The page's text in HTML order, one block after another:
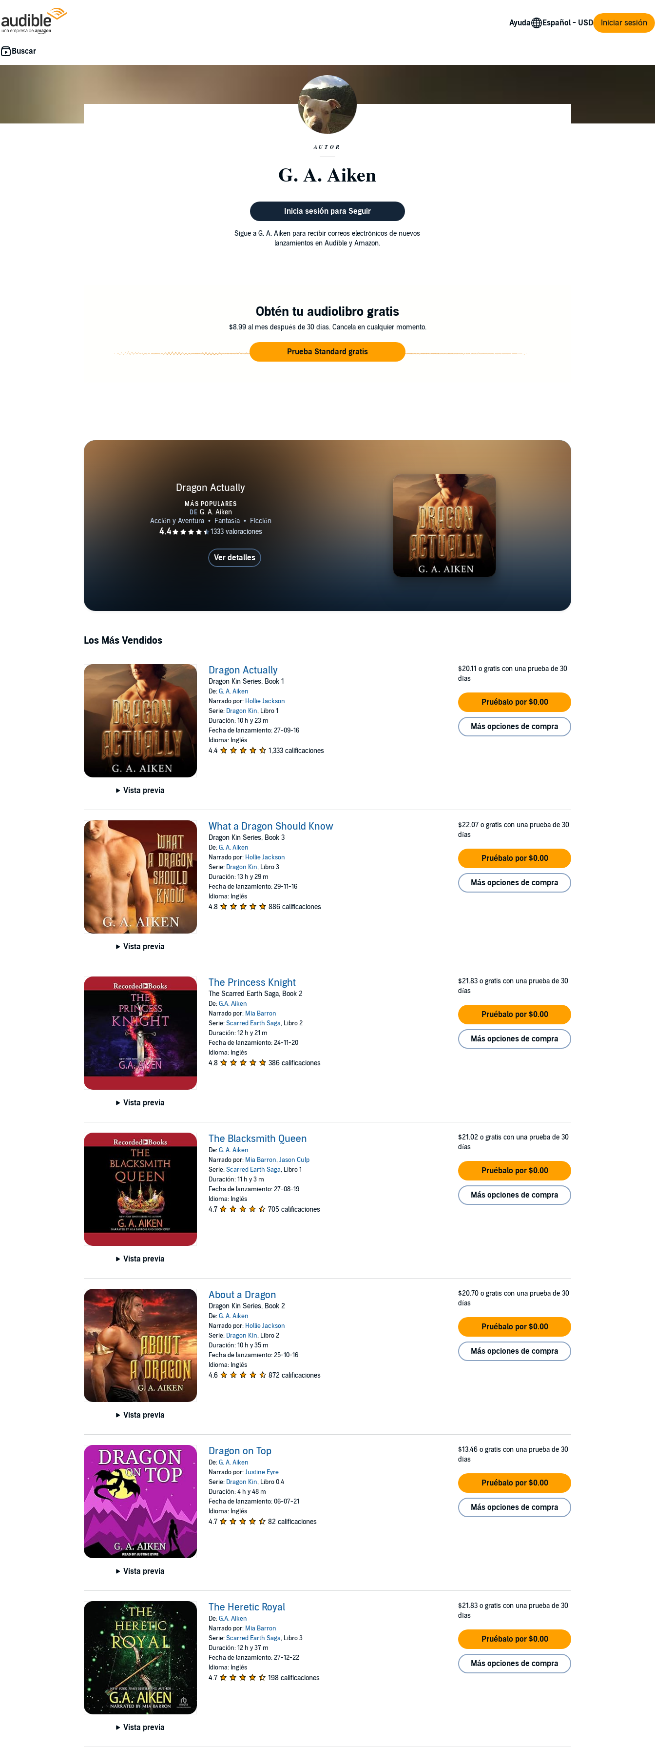
Ayuda Iniciar sesión
AUTOR
G. A. Aiken
Inicia sesión para Seguir
Sigue a G. A. Aiken para recibir correos electrónicos de nuevos
lanzamientos en Audible y Amazon.
Obtén tu audiolibro gratis
$8.99 al mes después de 30 días. Cancela en cualquier momento.
Prueba Standard gratis
Dragon Actually
MÁS POPULARES
Ver detalles
Los Más Vendidos
Vista previa
Dragon Actually
Dragon Kin Series, Book 1
De:G. A. Aiken
Narrado por: Hollie Jackson
Serie: Dragon Kin, Libro 1
Duración: 10 h y 23 m
Fecha de lanzamiento: 27-09-16
Idioma: Inglés
4.4 1,333 calificaciones
$20.11 o gratis con una prueba de 30
días
Pruébalo por $0.00
Más opciones de compra
Vista previa
What a Dragon Should Know
Dragon Kin Series, Book 3
De:G. A. Aiken
Narrado por: Hollie Jackson
Serie: Dragon Kin, Libro 3
Duración: 13 h y 29 m
Fecha de lanzamiento: 29-11-16
Idioma: Inglés
4.8 886 calificaciones
$22.07 o gratis con una prueba de 30
días
Pruébalo por $0.00
Más opciones de compra
Vista previa
The Princess Knight
The Scarred Earth Saga, Book 2
De:G.A. Aiken
Narrado por: Mia Barron
Serie:Scarred Earth Saga, Libro 2
Duración: 12 h y 21 m
Fecha de lanzamiento: 24-11-20
Idioma: Inglés
4.8 386 calificaciones
$21.83 o gratis con una prueba de 30
días
Pruébalo por $0.00
Más opciones de compra
Vista previa
The Blacksmith Queen
De:G. A. Aiken
Narrado por: Mia Barron,Jason Culp
Serie:Scarred Earth Saga, Libro 1
Duración: 11 h y 3 m
Fecha de lanzamiento: 27-08-19
Idioma: Inglés
4.7 705 calificaciones
$21.02 o gratis con una prueba de 30
días
Pruébalo por $0.00
Más opciones de compra
Vista previa
About a Dragon
Dragon Kin Series, Book 2
De:G. A. Aiken
Narrado por: Hollie Jackson
Serie: Dragon Kin, Libro 2
Duración: 10 h y 35 m
Fecha de lanzamiento: 25-10-16
Idioma: Inglés
4.6 872 calificaciones
$20.70 o gratis con una prueba de 30
días
Pruébalo por $0.00
Más opciones de compra
Vista previa
Dragon on Top
De:G. A. Aiken
Narrado por:Justine Eyre
Serie: Dragon Kin, Libro 0.4
Duración: 4 h y 48 m
Fecha de lanzamiento: 06-07-21
Idioma: Inglés
4.7 82 calificaciones
$13.46 o gratis con una prueba de 30
días
Pruébalo por $0.00
Más opciones de compra
Vista previa
The Heretic Royal
De:G.A. Aiken
Narrado por: Mia Barron
Serie:Scarred Earth Saga, Libro 3
Duración: 12 h y 37 m
Fecha de lanzamiento: 27-12-22
Idioma: Inglés
4.7 198 calificaciones
$21.83 o gratis con una prueba de 30
días
Pruébalo por $0.00
Más opciones de compra